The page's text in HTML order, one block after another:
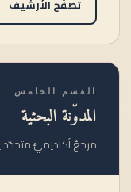
تصفّح الأرشيف
القسم الخامس
المدوّنة البحثية
مرجعٌ أكاديميٌّ متجدّد